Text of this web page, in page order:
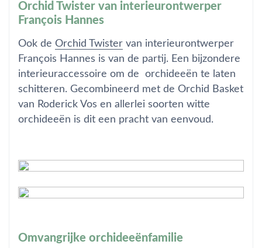
Orchid Twister van interieurontwerper
François Hannes
Ook de Orchid Twister van interieurontwerper
François Hannes is van de partij. Een bijzondere
interieuraccessoire om de orchideeën te laten
schitteren. Gecombineerd met de Orchid Basket
van Roderick Vos en allerlei soorten witte
orchideeën is dit een pracht van eenvoud.
Omvangrijke orchideeënfamilie